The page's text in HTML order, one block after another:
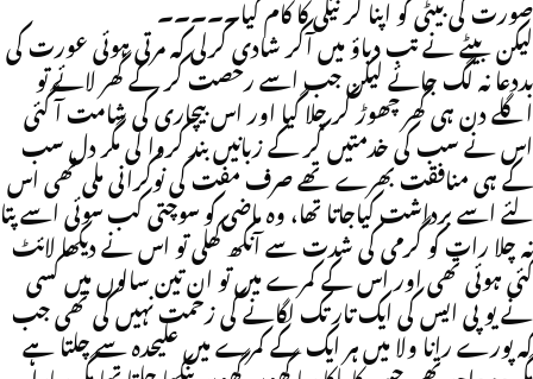
صورت کی بیٹی کو اپنا کر نیکی کا کام کیا۔۔۔۔۔
لیکن بیٹے نے تب دباؤ میں آکر شادی کرلی کہ مرتی ہوئی عورت کی
بددعا نہ لگ جائے لیکن جب اسے رخصت کر کے گھر لائے تو
اگلے دن ہی گھر چھوڑ کر چلا گیا اور اس بیچاری کی شامت آ گئی
اس نے سب کی خدمتیں کر کے زبانیں بند کروا لی مگر دل سب
کے ہی منافقت بھرے تھے صرف مفت کی نوکرانی ملی تھی اس
لئے اسے برداشت کیاجاتا تھا، وہ ماضی کو سوچتی کب سوئی اسے پتا
نہ چلا رات کو گرمی کی شدت سے آنکھ کھلی تو اس نے دیکھا لائٹ
گئی ہوئی تھی اور اس کے کمرے میں تو ان تین سالوں میں کسی
نے یو پی ایس کی ایک تار تک لگانے کی زحمت نہیں کی تھی جب
کہ پورے رانا ولا میں ہر ایک کے کمرے میں علیحدہ سے چلتا ہے